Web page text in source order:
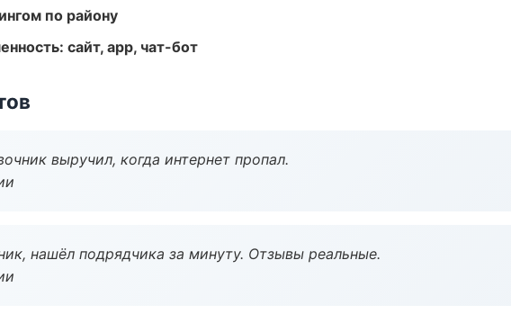
по району
сайт, app, чат-бот
выручил, когда интернет пропал.
нашёл подрядчика за минуту. Отзывы реальные.